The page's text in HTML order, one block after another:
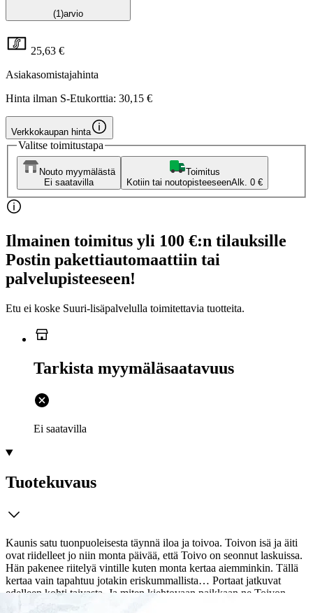
(1)arvio
25,63 €
Asiakasomistajahinta
Hinta ilman S-Etukorttia: 30,15 €
Verkkokaupan hinta
Valitse toimitustapa
Nouto myymälästä
Ei saatavilla
Toimitus
Kotiin tai noutopisteeseenAlk. 0 €
Ilmainen toimitus yli 100 €:n tilauksille
Postin pakettiautomaattiin tai
palvelupisteeseen!
Etu ei koske Suuri‑lisäpalvelulla toimitettavia tuotteita.
Tarkista myymäläsaatavuus
Ei saatavilla
Tuotekuvaus
Kaunis satu tuonpuoleisesta täynnä iloa ja toivoa. Toivon isä ja äiti
ovat riidelleet jo niin monta päivää, että Toivo on seonnut laskuissa.
Hän pakenee riitelyä vintille kuten monta kertaa aiemminkin. Tällä
kertaa vain tapahtuu jotakin eriskummallista… Portaat jatkuvat
edelleen kohti taivasta. Ja miten kiehtovaan paikkaan ne Toivon
johdattavatkaan! Rauhalassa kukat ovat kirkkaampia kuin missään,